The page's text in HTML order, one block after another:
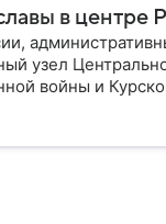
в центре
узел
войны и
о нем.